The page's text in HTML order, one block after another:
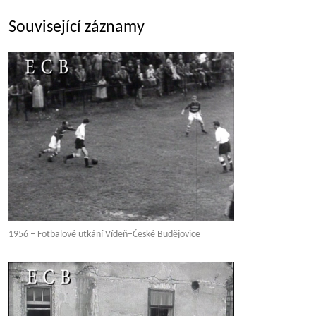
Související záznamy
1956 – Fotbalové utkání Vídeň–České Budějovice